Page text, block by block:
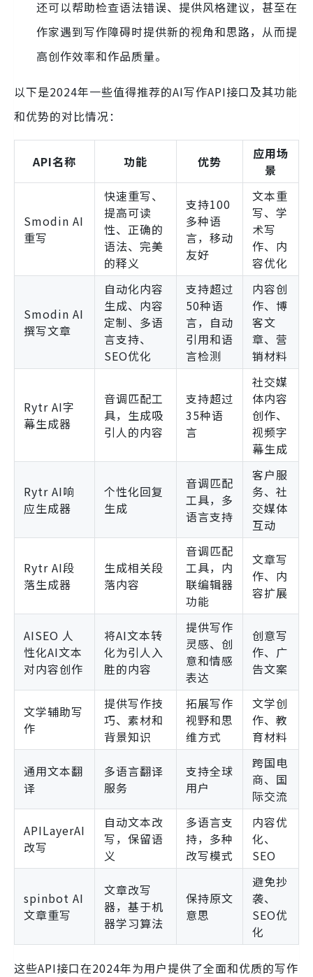
还可以帮助检查语法错误、提供风格建议，甚至在
作家遇到写作障碍时提供新的视角和思路，从而提
高创作效率和作品质量。
以下是2024年一些值得推荐的AI写作API接口及其功能
和优势的对比情况：
API名称 功能 优势
应用场
景
Smodin AI
重写
快速重写、
提高可读
性、正确的
语法、完美
的释义
支持100
多种语
言，移动
友好
文本重
写、学
术写
作、内
容优化
Smodin AI
撰写文章
自动化内容
生成、内容
定制、多语
言支持、
SEO优化
支持超过
50种语
言，自动
引用和语
言检测
内容创
作、博
客文
章、营
销材料
Rytr AI字
幕生成器
音调匹配工
具，生成吸
引人的内容
支持超过
35种语
言
社交媒
体内容
创作、
视频字
幕生成
Rytr AI响
应生成器
个性化回复
生成
音调匹配
工具，多
语言支持
客户服
务、社
交媒体
互动
Rytr AI段
落生成器
生成相关段
落内容
音调匹配
工具，内
联编辑器
功能
文章写
作、内
容扩展
AISEO 人
性化AI文本
对内容创作
将AI文本转
化为引人入
胜的内容
提供写作
灵感、创
意和情感
表达
创意写
作、广
告文案
文学辅助写
作
提供写作技
巧、素材和
背景知识
拓展写作
视野和思
维方式
文学创
作、教
育材料
通用文本翻
译
多语言翻译
服务
支持全球
用户
跨国电
商、国
际交流
APILayerAI
改写
自动文本改
写，保留语
义
多语言支
持，多种
改写模式
内容优
化、
SEO
spinbot AI
文章重写
文章改写
器，基于机
器学习算法
保持原文
意思
避免抄
袭、
SEO优
化
这些API接口在2024年为用户提供了全面和优质的写作